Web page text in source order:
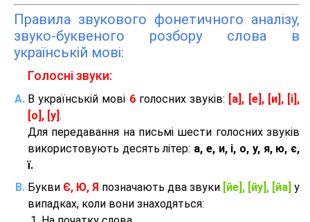
Правила звукового фонетичного аналізу,
звуко-буквеного розбору слова в
українській мові:
Голосні звуки:
В українській мові 6голосних звуків:
[а], [е], [и], [і],
[о], [у] .
Для передавання на письмі шести голосних звуків
використовують десять літер: а, е, и, і, о, у, я, ю, є,
ї.
Букви Є, Ю, Я позначають два звуки [йе], [йу], [йа] у
випадках, коли вони знаходяться: